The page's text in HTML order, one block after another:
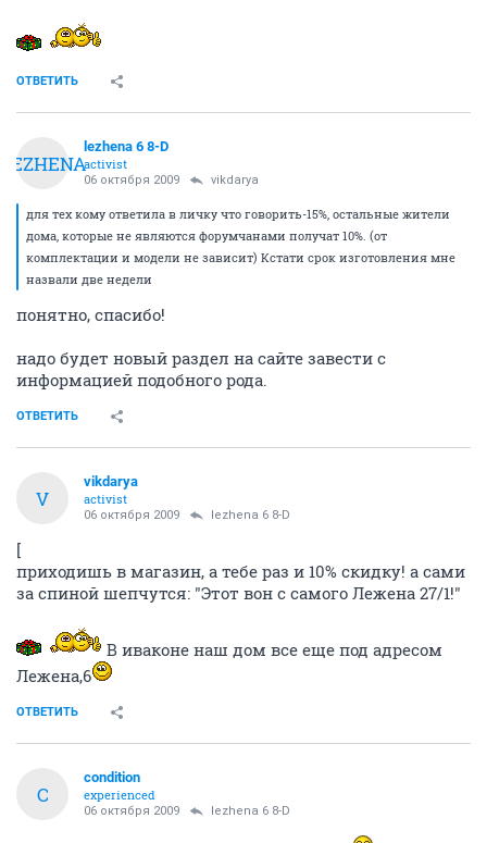
ОТВЕТИТЬ
LEZHENA
lezhena 6 8-D
activist
06 октября 2009 vikdarya
для тех кому ответила в личку что говорить-15%, остальные жители
дома, которые не являются форумчанами получат 10%. (от
комплектации и модели не зависит) Кстати срок изготовления мне
назвали две недели
понятно, спасибо!
надо будет новый раздел на сайте завести с
информацией подобного рода.
ОТВЕТИТЬ
V
vikdarya
activist
06 октября 2009 lezhena 6 8-D
[
приходишь в магазин, а тебе раз и 10% скидку! а сами
за спиной шепчутся: "Этот вон с самого Лежена 27/1!"
В иваконе наш дом все еще под адресом
Лежена,6
ОТВЕТИТЬ
C
condition
experienced
06 октября 2009 lezhena 6 8-D